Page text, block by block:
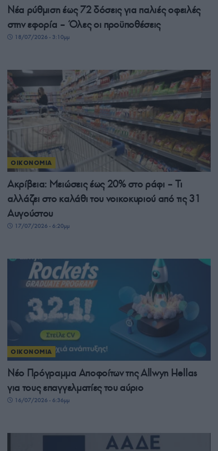
Νέα ρύθμιση έως 72 δόσεις για παλιές οφειλές
στην εφορία – Όλες οι προϋποθέσεις
18/07/2026 - 3:10μμ
ΟΙΚΟΝΟΜΙΑ
Ακρίβεια: Μειώσεις έως 20% στο ράφι – Τι
αλλάζει στο καλάθι του νοικοκυριού από τις 31
Αυγούστου
17/07/2026 - 6:20μμ
ΟΙΚΟΝΟΜΙΑ
Νέο Πρόγραμμα Αποφοίτων της Allwyn Hellas
για τους επαγγελματίες του αύριο
16/07/2026 - 6:36μμ